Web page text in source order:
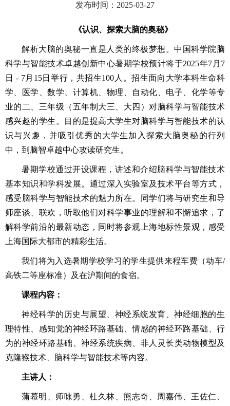
发布时间：2025-03-27
《认识、探索大脑的奥秘》
解析大脑的奥秘一直是人类的终极梦想。中国科学院脑
科学与智能技术卓越创新中心暑期学校预计将于2025年7月7
日 - 7月15日举行，共招生100人。招生面向大学本科生命科
学、医学、数学、计算机、物理、自动化、电子、化学等专
业的二、三年级（五年制大三、大四）对脑科学与智能技术
感兴趣的学生。目的是提高大学生对脑科学与智能技术的认
识与兴趣，并吸引优秀的大学生加入探索大脑奥秘的行列
中，到脑智卓越中心攻读研究生。
暑期学校通过开设课程，讲述和介绍脑科学与智能技术
基本知识和学科发展。通过深入实验室及技术平台等方式，
感受脑科学与智能技术的魅力所在。同学们将与研究生和导
师座谈、联欢，听取他们对科学事业的理解和不懈追求，了
解科学前沿的最新动态，同时将参观上海地标性景观，感受
上海国际大都市的精彩生活。
我们将为入选暑期学校学习的学生提供来程车费（动车/
高铁二等座标准）及在沪期间的食宿。
课程内容：
神经科学的历史与展望、神经系统发育、神经细胞的生
理特性、感知觉的神经环路基础、情感的神经环路基础、行
为的神经环路基础、神经系统疾病、非人灵长类动物模型及
克隆猴技术、脑科学与智能技术等内容。
主讲人：
蒲慕明、师咏勇、杜久林、熊志奇、周嘉伟、王佐仁、